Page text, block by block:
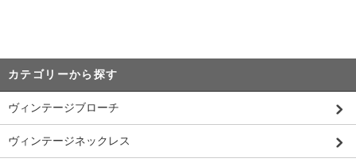
カテゴリーから探す
ヴィンテージブローチ
ヴィンテージネックレス